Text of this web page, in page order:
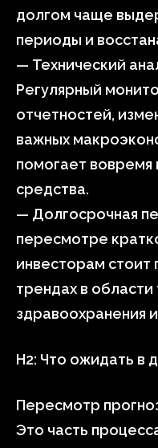
долгом чаще
периоды и
— Технический
Регулярный
отчетностей,
важных
помогает
средства.
— Долгосрочная
пересмотре
инвесторам стоит
трендах в области
здравоохранения
H2: Что ожидать в
Пересмотр
Это часть